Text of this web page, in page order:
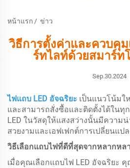
หน้าแรก / ข่าว
วิธีการตั้งค่าและควบคุม
ร์ทไลท์ด้วยสมาร์
Sep.30.2024
ไฟแถบ LED อัจฉริยะ เป็นแนวโน้มใ
และสามารถสั่งซื้อและติดตั้งได้ในทุ
LED ในวัสดุให้แสงสว่างนั้นมีความ
สวยงามและเอฟเฟกต์การเปลี่ยนแปล
วิธีเลือกแถบไฟที่ดีที่สุดจากหลากหล
เมื่อคุณเลือกแถบไฟ LED อัจฉริยะ